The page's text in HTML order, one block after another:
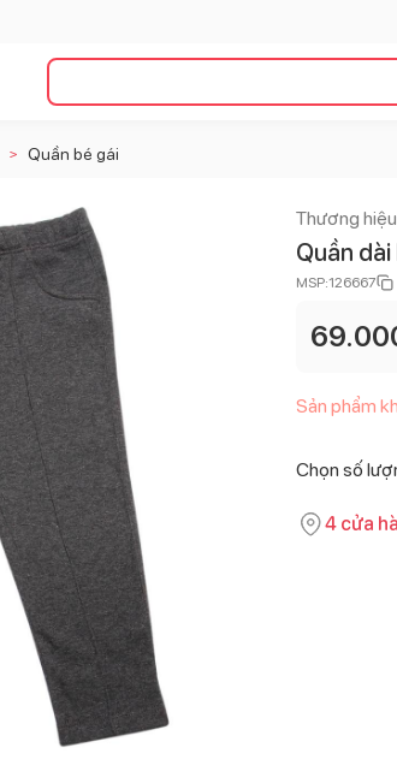
> Quần bé gái
Thương
Quần
MSP:126667
Sản phẩm
Chọn số
4 cửa